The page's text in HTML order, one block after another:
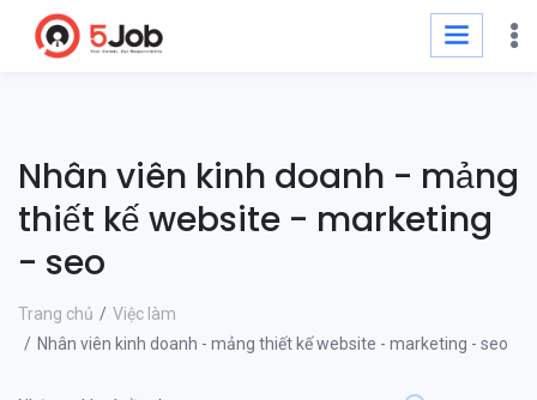
Nhân viên kinh doanh - mảng
thiết kế website - marketing
- seo
Trang chủ
Việc làm
Nhân viên kinh doanh - mảng thiết kế website - marketing - seo